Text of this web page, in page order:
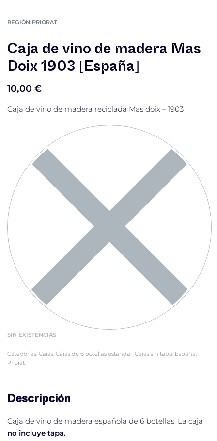
REGIÓN›PRIORAT
Caja de vino de madera Mas
Doix 1903 [España]
10,00 €
Caja de vino de madera reciclada Mas doix – 1903
SIN EXISTENCIAS
Categorías: Cajas Cajas de 6 botellas estándar Cajas sin tapa España
Priorat
Descripción
Caja de vino de madera española de 6 botellas. La caja
no incluye tapa.